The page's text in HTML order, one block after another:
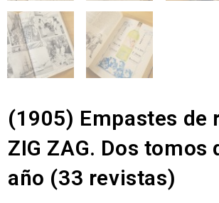
(1905) Empastes de
ZIG ZAG. Dos tomos
año (33 revistas)